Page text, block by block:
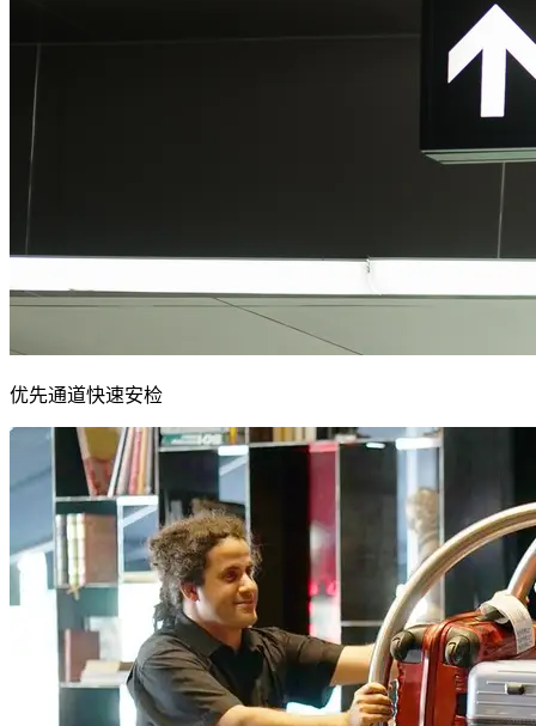
优先通道快速安检